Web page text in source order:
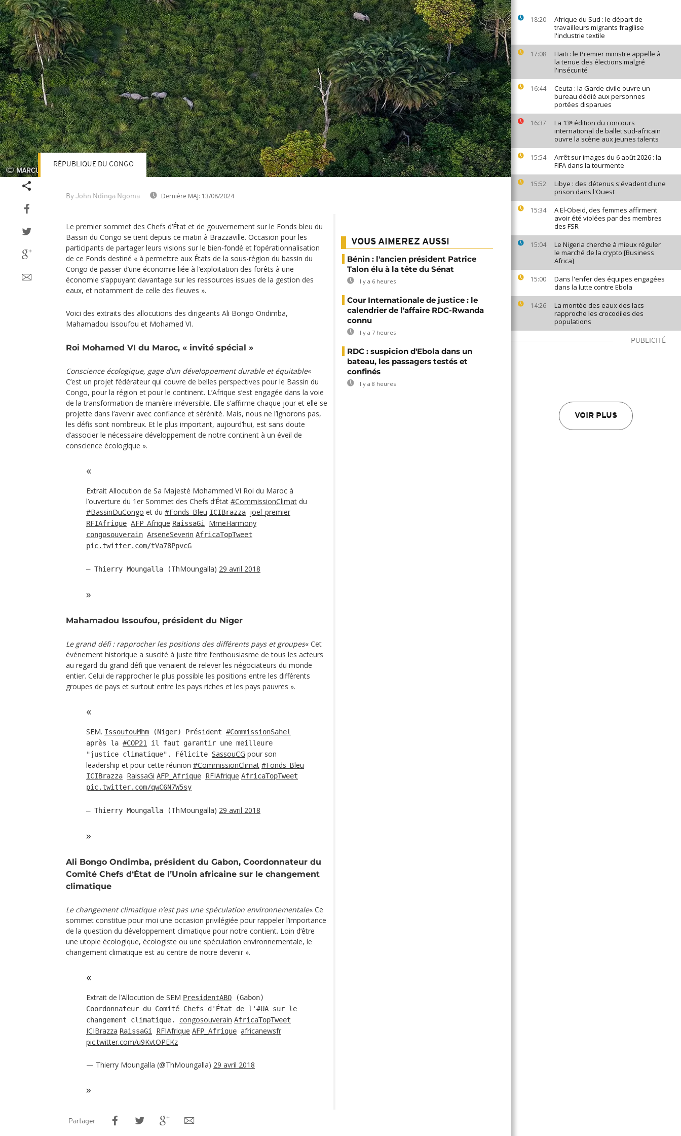
18:20
Afrique du Sud : le départ de
travailleurs migrants fragilise
l'industrie textile
17:08
Haïti : le Premier ministre appelle à
la tenue des élections malgré
l'insécurité
16:44
Ceuta : la Garde civile ouvre un
bureau dédié aux personnes
portées disparues
16:37
La 13ᵉ édition du concours
international de ballet sud-africain
ouvre la scène aux jeunes talents
15:54
Arrêt sur images du 6 août 2026 : la
FIFA dans la tourmente
15:52
Libye : des détenus s'évadent d'une
prison dans l'Ouest
15:34
A El-Obeid, des femmes affirment
avoir été violées par des membres
des FSR
15:04
Le Nigeria cherche à mieux réguler
le marché de la crypto [Business
Africa]
15:00
Dans l'enfer des équipes engagées
dans la lutte contre Ebola
14:26
La montée des eaux des lacs
rapproche les crocodiles des
populations
PUBLICITÉ
VOIR PLUS
By John Ndinga Ngoma Dernière MAJ: 13/08/2024
RÉPUBLIQUE DU CONGO
Le premier sommet des Chefs d‘État et de gouvernement sur le Fonds bleu du
Bassin du Congo se tient depuis ce matin à Brazzaville. Occasion pour les
participants de partager leurs visions sur le bien-fondé et l’opérationnalisation
de ce Fonds destiné « à permettre aux États de la sous-région du bassin du
Congo de passer d’une économie liée à l’exploitation des forêts à une
économie s’appuyant davantage sur les ressources issues de la gestion des
eaux, et notamment de celle des fleuves ».
Voici des extraits des allocutions des dirigeants Ali Bongo Ondimba,
Mahamadou Issoufou et Mohamed VI.
Roi Mohamed VI du Maroc, « invité spécial »
Conscience écologique, gage d’un développement durable et équitable«
C’est un projet fédérateur qui couvre de belles perspectives pour le Bassin du
Congo, pour la région et pour le continent. L’Afrique s’est engagée dans la voie
de la transformation de manière irréversible. Elle s’affirme chaque jour et elle se
projette dans l’avenir avec confiance et sérénité. Mais, nous ne l’ignorons pas,
les défis sont nombreux. Et le plus important, aujourd’hui, est sans doute
d’associer le nécessaire développement de notre continent à un éveil de
conscience écologique ».
Extrait Allocution de Sa Majesté Mohammed VI Roi du Maroc à
l’ouverture du 1er Sommet des Chefs d‘État #CommissionClimat du
#BassinDuCongo et du #Fonds_Bleu ICIBrazza joel_premier
RFIAfrique AFP_Afrique RaissaGi MmeHarmony
congosouverain ArseneSeverin AfricaTopTweet
pic.twitter.com/tVa78PpvcG
— Thierry Moungalla (ThMoungalla) 29 avril 2018
Mahamadou Issoufou, président du Niger
Le grand défi : rapprocher les positions des différents pays et groupes« Cet
événement historique a suscité à juste titre l’enthousiasme de tous les acteurs
au regard du grand défi que venaient de relever les négociateurs du monde
entier. Celui de rapprocher le plus possible les positions entre les différents
groupes de pays et surtout entre les pays riches et les pays pauvres ».
SEM. IssoufouMhm (Niger) Président #CommissionSahel
après la #COP21
il faut garantir une meilleure
"justice climatique". Félicite SassouCG pour son
leadership et pour cette réunion #CommissionClimat #Fonds_Bleu
ICIBrazza RaissaGi AFP_Afrique RFIAfrique AfricaTopTweet
pic.twitter.com/qwC6N7W5sy
— Thierry Moungalla (ThMoungalla) 29 avril 2018
Ali Bongo Ondimba, président du Gabon, Coordonnateur du
Comité Chefs d‘État de l’Unoin africaine sur le changement
climatique
Le changement climatique n’est pas une spéculation environnementale« Ce
sommet constitue pour moi une occasion privilégiée pour rappeler l’importance
de la question du développement climatique pour notre contient. Loin d‘être
une utopie écologique, écologiste ou une spéculation environnementale, le
changement climatique est au centre de notre devenir ».
Extrait de l’Allocution de SEM PresidentABO (Gabon)
Coordonnateur du Comité Chefs d'État de l'#UA sur le
changement climatique. congosouverain AfricaTopTweet
ICIBrazza RaissaGi RFIAfrique AFP_Afrique africanewsfr
pic.twitter.com/u9KvtOPEKz
— Thierry Moungalla (@ThMoungalla) 29 avril 2018
VOUS AIMEREZ AUSSI
Bénin : l'ancien président Patrice
Talon élu à la tête du Sénat
Il y a 6 heures
Cour Internationale de justice : le
calendrier de l'affaire RDC-Rwanda
connu
Il y a 7 heures
RDC : suspicion d'Ebola dans un
bateau, les passagers testés et
confinés
Il y a 8 heures
Partager